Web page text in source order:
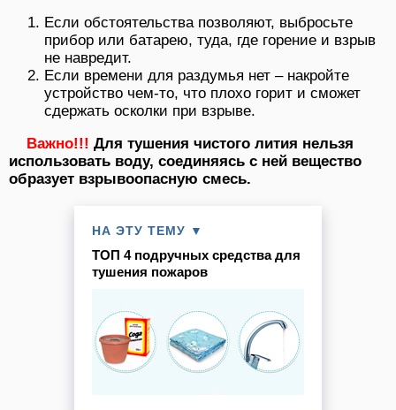
Если обстоятельства позволяют, выбросьте
прибор или батарею, туда, где горение и взрыв
не навредит.
Если времени для раздумья нет – накройте
устройство чем-то, что плохо горит и сможет
сдержать осколки при взрыве.
Важно!!! Для тушения чистого лития нельзя
использовать воду, соединяясь с ней вещество
образует взрывоопасную смесь.
НА ЭТУ ТЕМУ ▼
ТОП 4 подручных средства для
тушения пожаров